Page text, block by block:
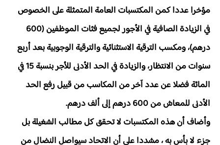
مؤخرا عددا كمن المكتسبات العامة المتمثلة على الخصوص
في الزيادة الصافية في الأجور لجميع فئات الموظفين (600
درهم)، ومكسب الترقية الاستثنائية والترقية الوجوبية بعد أربع
سنوات من الانتظار، والزيادة في الحد الأدنى للأجر بنسبة 15 في
المائة فضلا عن عدد آخر من المكاسب من قبيل رفع الحد
الأدنى للمعاش من 600 درهم إلى ألف درهم.
وأضاف أن هذه المكتسبات لا تحقق كل مطالب الشغيلة بل
جزء لا بأس به ، مشددا على أن الاتحاد سيواصل النضال من